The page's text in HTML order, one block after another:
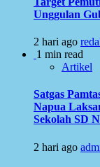
Unggulan
2 hari ago
1 min read
Artikel
Satgas
Napua
Sekolah SD
2 hari ago